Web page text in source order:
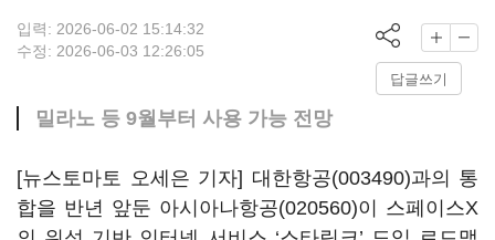
입력: 2026-06-02 15:14:32
수정: 2026-06-03 12:26:05
답글쓰기
밀라노 등 9월부터 사용 가능 전망
[뉴스토마토 오세은 기자] 대한항공(003490)과의 통
합을 반년 앞둔 아시아나항공(020560)이 스페이스X